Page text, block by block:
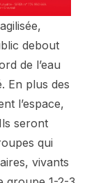
debout
de l’eau
En plus des
l’espace,
seront
qui
vivants